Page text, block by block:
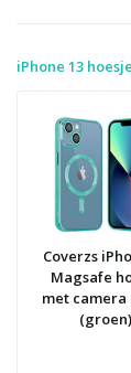
iPhone 13
Coverzs
Magsafe
met camera
(groen)